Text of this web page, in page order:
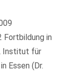
Fortbildung in
Institut für
Essen (Dr.